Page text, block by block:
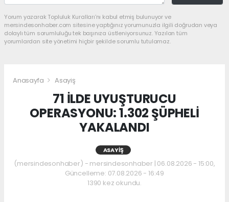
Yorum yazarak Topluluk Kuralları’nı kabul etmiş bulunuyor ve
mersindesonhaber.com sitesine yaptığınız yorumunuzla ilgili doğrudan veya
dolaylı tüm sorumluluğu tek başınıza üstleniyorsunuz. Yazılan tüm
yorumlardan site yönetimi hiçbir şekilde sorumlu tutulamaz.
Anasayfa Asayiş
71 İLDE UYUŞTURUCU
OPERASYONU: 1.302 ŞÜPHELİ
YAKALANDI
ASAYIŞ
(mersindesonhaber) - mersindesonhaber | 06.08.2026 - 15:00,
Güncelleme: 07.08.2026 - 16:49
1390 kez okundu.